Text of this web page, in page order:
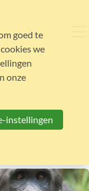
goed te
we
onze
instellingen